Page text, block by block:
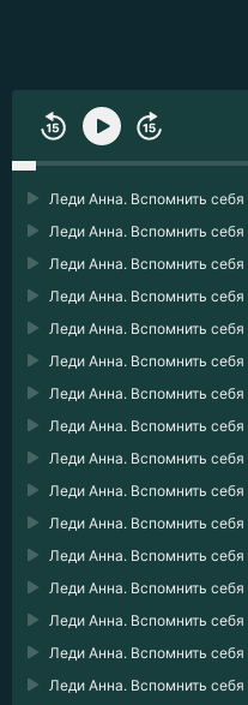
Леди Анна. Вспомнить себя
Леди Анна. Вспомнить себя
Леди Анна. Вспомнить себя
Леди Анна. Вспомнить себя
Леди Анна. Вспомнить себя
Леди Анна. Вспомнить себя
Леди Анна. Вспомнить себя
Леди Анна. Вспомнить себя
Леди Анна. Вспомнить себя
Леди Анна. Вспомнить себя
Леди Анна. Вспомнить себя
Леди Анна. Вспомнить себя
Леди Анна. Вспомнить себя
Леди Анна. Вспомнить себя
Леди Анна. Вспомнить себя
Леди Анна. Вспомнить себя